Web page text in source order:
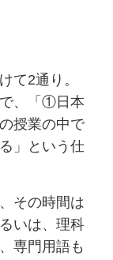
て2通り。
、「①日本
授業の中で
」という仕
その時間は
いは、理科
専門用語も